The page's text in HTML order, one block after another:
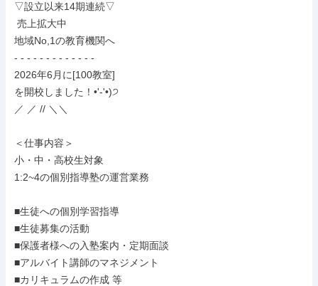
▽設立以来14期連続▽
地域No,1の教育機関へ
- - - - - - - - - - - - -
2026年6月に[100教室]
を開校しました！•'-'•)੭
／ ／ // ＼＼
＜仕事内容＞
小・中・高校生対象
1:2~4の個別指導塾の運営業務
■生徒への個別学習指導
■生徒募集の活動
■保護者様への入塾案内・定期面談
■アルバイト講師のマネジメント
■カリキュラムの作成 等